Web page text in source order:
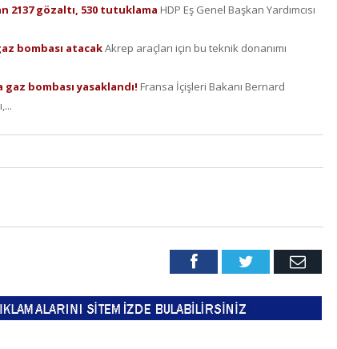
2137 gözaltı, 530 tutuklama HDP Eş Genel Başkan Yardımcısı
bombası atacakAkrep araçları için bu teknik donanımı
bombası yasaklandı! Fransa İçişleri Bakanı Bernard
FacebookTwitter Email